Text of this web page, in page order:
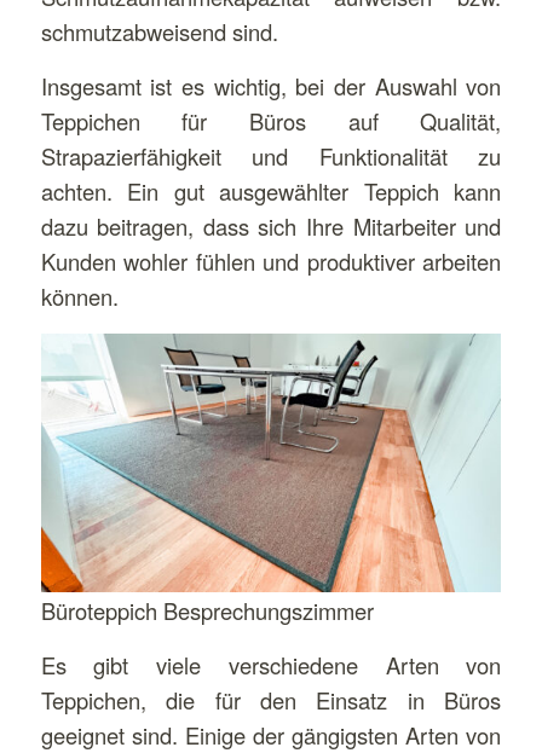
schmutzabweisend sind.
Insgesamt ist es wichtig, bei der Auswahl von
Teppichen für Büros auf Qualität,
Strapazierfähigkeit und Funktionalität zu
achten. Ein gut ausgewählter Teppich kann
dazu beitragen, dass sich Ihre Mitarbeiter und
Kunden wohler fühlen und produktiver arbeiten
können.
Büroteppich Besprechungszimmer
Es gibt viele verschiedene Arten von
Teppichen, die für den Einsatz in Büros
geeignet sind. Einige der gängigsten Arten von